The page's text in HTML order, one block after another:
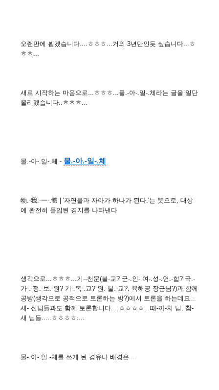
오랜만에 뵙겠습니다....ㅎㅎㅎ...거의 3년만인듯 싶습니다...ㅎ
ㅎㅎ...
새로 시작하는 마음으로...ㅎㅎㅎ...물.-아-.일-.체라는 글을 일단
올리겠습니다..ㅎㅎㅎ...
물.-아-.일-.체 - 물.-아.-일-.체
物.-我.-一-.體 | '자연물과 자아가 하나가 된다.'는 뜻으로, 대상
에 완전히 몰입된 경지를 나타낸다
생각으로...ㅎㅎㅎ...기--천문(불-교? 군-.인- 여-.성-.연.-합? 국.-
가-. 정.-보.-원? 기-.독-.교? 원.-불.-교?. 육해공 장군님?)과 함께
공방(생각으로 공적으로 토론하는 방?)에서 토론을 하는데요...
새- 신님들과도 함께 토론합니다....ㅎㅎㅎㅎ...때-까-치 님, 참-
새 님등.....ㅎㅎㅎㅎ....
물-.아-.일.-체를 쓰게 된 경유나 배경은....